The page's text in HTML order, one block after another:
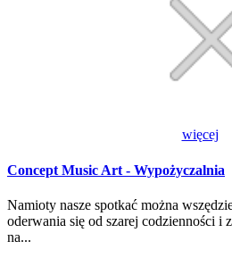
więcej
Concept Music Art - Wypożyczalnia
Namioty nasze spotkać można
oderwania się od szarej codzienności i
na...